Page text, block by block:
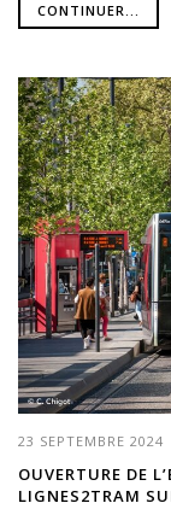
CONTINUER...
23 SEPTEMBRE 2024
OUVERTURE DE
LIGNES2TRAM